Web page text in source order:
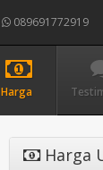
089691772919
Harga
Harga